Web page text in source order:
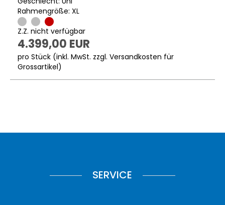
Rahmengröße: XL
Z.Z. nicht verfügbar
4.399,00 EUR
pro Stück (inkl. MwSt. zzgl. Versandkosten für
Grossartikel)
SERVICE